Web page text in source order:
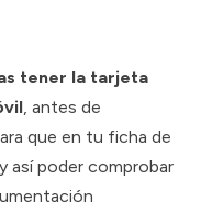
tener la tarjeta
, antes de
que en tu ficha de
así poder comprobar